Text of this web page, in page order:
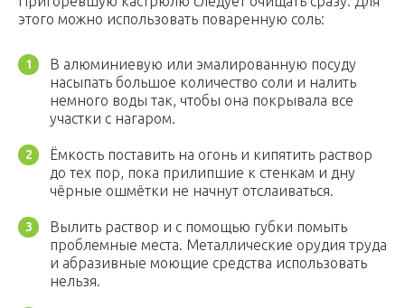
этого можно использовать поваренную соль:
В алюминиевую или эмалированную посуду
насыпать большое количество соли и налить
немного воды так, чтобы она покрывала все
участки с нагаром.
Ёмкость поставить на огонь и кипятить раствор
до тех пор, пока прилипшие к стенкам и дну
чёрные ошмётки не начнут отслаиваться.
Вылить раствор и с помощью губки помыть
проблемные места. Металлические орудия труда
и абразивные моющие средства использовать
нельзя.